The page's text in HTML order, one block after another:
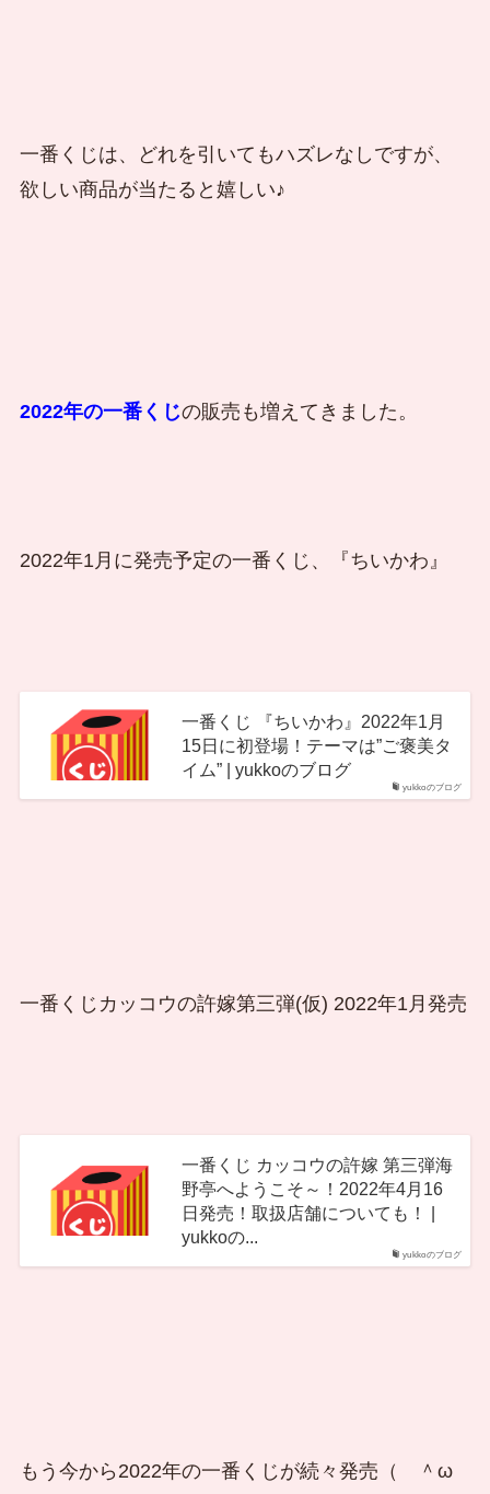
一番くじは、どれを引いてもハズレなしですが、
欲しい商品が当たると嬉しい♪
2022年の一番くじの販売も増えてきました。
2022年1月に発売予定の一番くじ、『ちいかわ』
yukkoのブログ
一番くじ 『ちいかわ』2022年1月
15日に初登場！テーマは”ご褒美タ
イム” | yukkoのブログ
一番くじカッコウの許嫁第三弾(仮) 2022年1月発売
yukkoのブログ
一番くじ カッコウの許嫁 第三弾海
野亭へようこそ～！2022年4月16
日発売！取扱店舗についても！ |
yukkoの...
もう今から2022年の一番くじが続々発売（ ＾ω